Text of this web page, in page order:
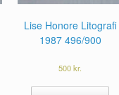
Lise Honore Litografi
1987 496/900
500kr.